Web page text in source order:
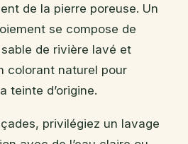
de la pierre poreuse. Un
se compose de
de rivière lavé et
colorant naturel pour
teinte d’origine.
privilégiez un lavage